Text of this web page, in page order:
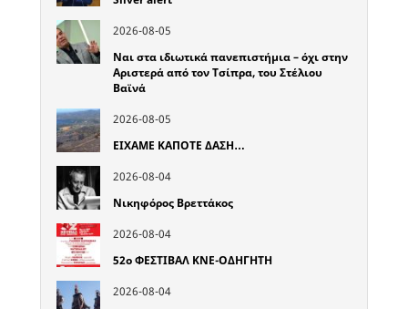
2026-08-05
Ναι στα ιδιωτικά πανεπιστήμια – όχι στην
Αριστερά από τον Τσίπρα, του Στέλιου
Βαϊνά
2026-08-05
ΕΙΧΑΜΕ ΚΑΠΟΤΕ ΔΑΣΗ…
2026-08-04
Νικηφόρος Βρεττάκος
2026-08-04
52o ΦΕΣΤΙΒΑΛ ΚΝΕ-ΟΔΗΓΗΤΗ
2026-08-04